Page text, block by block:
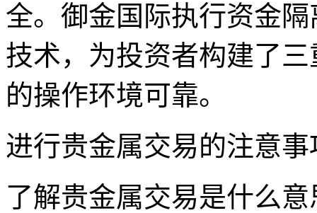
全。御金国际执行资金
技术，为投资者构建了
的操作环境可靠。
进行贵金属交易的注意事
了解贵金属交易是什么